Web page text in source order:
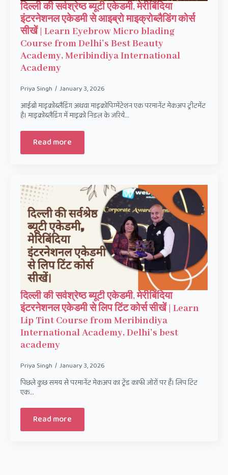
दिल्ली की सर्वश्रेष्ठ ब्यूटी एकेडमी, मेरीबिंदिया
इंटरनेशनल एकेडमी से आइब्रो माइक्रोब्लैडिंग कोर्स
सीखें | Learn Eyebrow Micro blading
Course from Delhi’s Best Beauty
Academy, Meribindiya International
Academy
Priya Singh January 3, 2026
आईब्रो माइक्रोब्लैडिंग अथवा माइक्रोपिग्मेंटेशन एक परमानेंट मेकअप ट्रीटमेंट
है। माइक्रोब्लैडिंग में माइक्रो निडल के जरिये…
Read more
दिल्ली की सर्वश्रेष्ठ ब्यूटी एकेडमी, मेरीबिंदिया
इंटरनेशनल एकेडमी से लिप टिंट कोर्स सीखें | Learn
Lip Tint Course from Meribindiya
International Academy, Delhi’s best
academy
Priya Singh January 3, 2026
पिछले कुछ समय से परमानेंट मेकअप का ट्रेंड काफी जोरों पर हैं। लिप टिंट
एक…
Read more